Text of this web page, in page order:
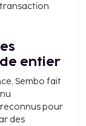
2025 au 30
les
dommages :
entier
Sembo fait
pour
des